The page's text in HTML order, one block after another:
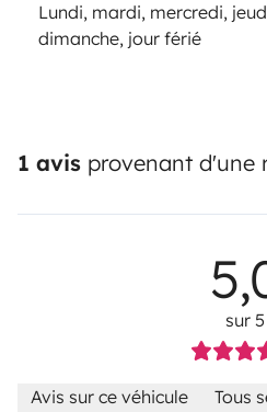
Lundi, mardi, mercredi,
dimanche, jour férié
1 avis provenant d'une
sur 5
Avis sur ce véhicule Tous